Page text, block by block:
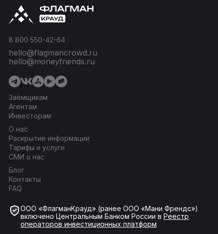
Заёмщикам
Агентам
Инвесторам
О нас
Раскрытие информации
Тарифы и услуги
СМИ о нас
Блог
Контакты
FAQ
8 800 550-42-64
hello@flagmancrowd.ru
hello@moneyfriends.ru
ООО «ФлагманКрауд» (ранее ООО «Мани Френдс»)
включено Центральным Банком России в Реестр
операторов инвестиционных платформ